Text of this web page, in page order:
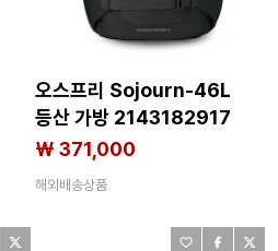
오스프리 Sojourn-46L
등산 가방 2143182917
₩ 371,000
해외배송상품